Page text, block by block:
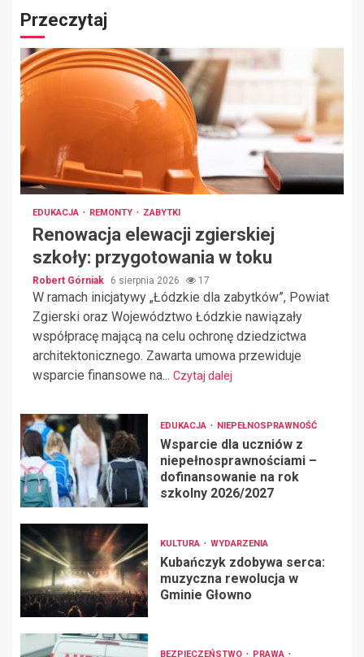
Przeczytaj
EDUKACJA REMONTY ZABYTKI
Renowacja elewacji zgierskiej
szkoły: przygotowania w toku
Robert Górniak 6 sierpnia 2026 17
W ramach inicjatywy „Łódzkie dla zabytków”, Powiat
Zgierski oraz Województwo Łódzkie nawiązały
współpracę mającą na celu ochronę dziedzictwa
architektonicznego. Zawarta umowa przewiduje
wsparcie finansowe na... Czytaj dalej
EDUKACJA NIEPEŁNOSPRAWNOŚĆ
Wsparcie dla uczniów z
niepełnosprawnościami –
dofinansowanie na rok
szkolny 2026/2027
KULTURA WYDARZENIA
Kubańczyk zdobywa serca:
muzyczna rewolucja w
Gminie Głowno
BEZPIECZEŃSTWO PRAWA